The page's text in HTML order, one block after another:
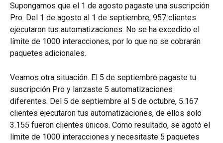
Supongamos que el 1 de agosto pagaste una suscripción
Pro. Del 1 de agosto al 1 de septiembre, 957 clientes
ejecutaron tus automatizaciones. No se ha excedido el
límite de 1000 interacciones, por lo que no se cobrarán
paquetes adicionales.
Veamos otra situación. El 5 de septiembre pagaste tu
suscripción Pro y lanzaste 5 automatizaciones
diferentes. Del 5 de septiembre al 5 de octubre, 5.167
clientes ejecutaron tus automatizaciones, de ellos solo
3.155 fueron clientes únicos. Como resultado, se agotó el
límite de 1000 interacciones y necesitaste 5 paquetes